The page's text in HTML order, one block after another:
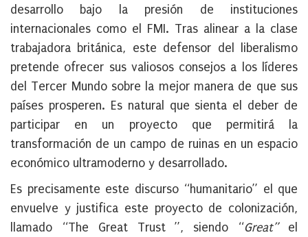
desarrollo bajo la presión de instituciones
internacionales como el FMI. Tras alinear a la clase
trabajadora británica, este defensor del liberalismo
pretende ofrecer sus valiosos consejos a los líderes
del Tercer Mundo sobre la mejor manera de que sus
países prosperen. Es natural que sienta el deber de
participar en un proyecto que permitirá la
transformación de un campo de ruinas en un espacio
económico ultramoderno y desarrollado.
Es precisamente este discurso “humanitario” el que
envuelve y justifica este proyecto de colonización,
llamado “The Great Trust ”, siendo “Great” el